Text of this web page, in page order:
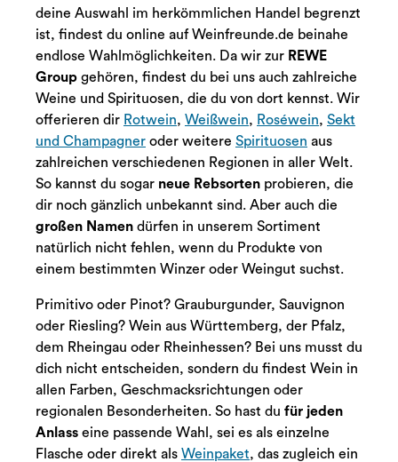
deine Auswahl im herkömmlichen Handel begrenzt
ist, findest du online auf Weinfreunde.de beinahe
endlose Wahlmöglichkeiten. Da wir zur REWE
Group gehören, findest du bei uns auch zahlreiche
Weine und Spirituosen, die du von dort kennst. Wir
offerieren dir Rotwein, Weißwein, Roséwein, Sekt
und Champagner oder weitere Spirituosen aus
zahlreichen verschiedenen Regionen in aller Welt.
So kannst du sogar neue Rebsorten probieren, die
dir noch gänzlich unbekannt sind. Aber auch die
großen Namen dürfen in unserem Sortiment
natürlich nicht fehlen, wenn du Produkte von
einem bestimmten Winzer oder Weingut suchst.
Primitivo oder Pinot? Grauburgunder, Sauvignon
oder Riesling? Wein aus Württemberg, der Pfalz,
dem Rheingau oder Rheinhessen? Bei uns musst du
dich nicht entscheiden, sondern du findest Wein in
allen Farben, Geschmacksrichtungen oder
regionalen Besonderheiten. So hast du für jeden
Anlass eine passende Wahl, sei es als einzelne
Flasche oder direkt als Weinpaket, das zugleich ein